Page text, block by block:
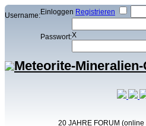
Einloggen Registrieren
Username:
Passwort:X
20 JAHRE FORUM